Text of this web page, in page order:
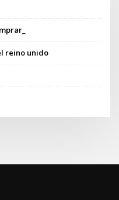
reino unido